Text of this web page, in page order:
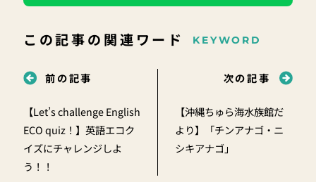
この記事の関連ワード KEYWORD
前の記事
【Let’s challenge English
ECO quiz！】英語エコク
イズにチャレンジしよ
う！！
次の記事
【沖縄ちゅら海水族館だ
より】「チンアナゴ・ニ
シキアナゴ」